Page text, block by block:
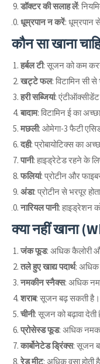
डॉक्टर की सलाह लें:
धूम्रपान न करें: धूम्रपान
कौन सा खाना
हर्बल टी: सूजन को कम
खट्टे फल: विटामिन सी
हरी सब्जियां: एंटीऑक्सीडेंट
बादाम: विटामिन ई का
मछली: ओमेगा-3 फैटी
दही: प्रोबायोटिक्स का
पानी: हाइड्रेटेड रहने के लिए
फलियां: प्रोटीन और
अंडा: प्रोटीन से भरपूर
नारियल पानी: हाइड्रेशन
क्या नहीं खाना
जंक फूड: अधिक कैलोरी
तले हुए खाद्य पदार्थ: अधिक
नमकीन स्नैक्स: अधिक
शराब: सूजन बढ़ सकती है।
चीनी: सूजन को बढ़ावा देती
प्रोसेस्ड फूड: अधिक नमक
कार्बोनेटेड ड्रिंक्स: सूजन
रेड मीट: अधिक वसा होती